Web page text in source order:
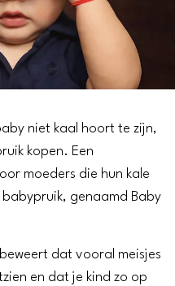
niet kaal hoort te zijn,
kopen. Een
moeders die hun kale
genaamd Baby
dat vooral meisjes
en dat je kind zo op